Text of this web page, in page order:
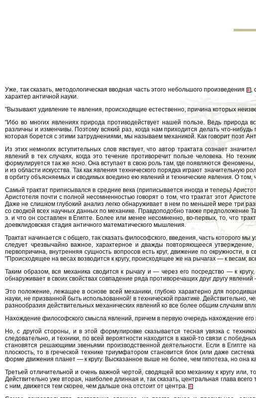
Уже, так сказать, методологическая вводная часть этого небольшого произведения
,
характер античной науки.
"Вызывают удивление те явления, происходящие естественно, причина которых
"Ибо во многих явлениях природа противодействует нашей пользе. Ведь природа
различны и изменчивы. Поэтому всякий раз, когда нам приходится делать что-
которая борется с этими затруднениями, мы называем механикой. Как говорит поэт
Из этих немногих вступительных слов явствует, что автор трактата сознает
явлений в тех случаях, когда это течение противоречит пользе человека. Но
формулируется так же ясно. Она вступает в свою роль там, где появляются
и из области искусства. Так как явления технического порядка играют значительную
в орбиту объясняемых и сводимых воедино ею явлений и технические явления. О том,
Самый трактат приписывался в средние века (приписывается иногда и теперь)
Аристотеля почти с полной несомненностью говорят о том, что трактат этот
Даже не слишком глубокий анализ легко обнаруживает в нем по меньшей мере три
со сводкой всех научных данных по механике. Правдоподобно также предположение
э. и что он составлен в Египте. Более или менее несомненно, во-первых, то, что
доевклидовская стадия античного математического мышления.
Трактат начинается с общего, так сказать философского, введения, часть которого
следует чрезвычайно важное, характерное и дважды повторяющееся
первопричина, внутренняя сущность вопросов есть круг, движение по окружности,
"Происходящее на весах возводится к кругу, происходящее же на рычагах — к весам;
Таким образом, вся механика сводится к рычагу и — через его посредство — к
обнаруживает в своих свойствах совпадение ряда противоречащих друг другу
Это положение, лежащее в основе всей механики, глубоко характерно для
науки, не призванной быть использованной! в технической практике.
разнообразия действительных механических явлений ко все более общим случаям
Нахождение философского смысла явлений, причем в первую очередь нахождение
Но, с другой стороны, и в этой формулировке сказывается тесная увязка с
следовательно, и техники, по всей вероятности находится в какой-то связи с
становятся решающими звеньями производственной деятельности. Если в
плоскость, то в греческой технике триумфатором становится блок (или даже
форме движения планет — к кругу. Высказанное выше не более, чем гипотеза, но она
Третьей отличительной и очень важной чертой, сводящей всю механику к кругу
Действительно уже вторая, наиболее длинная и, так сказать, центральная глава
с ним, движется тем скорее, чем дальше она отстоит от центра.